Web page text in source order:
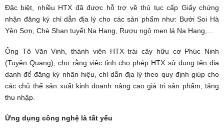
Đặc biệt, nhiều HTX đã được hỗ trợ về thủ tục cấp Giấy chứng
nhận đăng ký chỉ dẫn địa lý cho các sản phẩm như: Bưởi Soi Hà
Yên Sơn, Chè Shan tuyết Na Hang, Rượu ngô men lá Na Hang,...
Ông Tô Văn Vinh, thành viên HTX trái cây hữu cơ Phúc Ninh
(Tuyên Quang), cho rằng việc tỉnh cho phép HTX sử dụng tên địa
danh để đăng ký nhãn hiệu, chỉ dẫn địa lý theo quy định giúp cho
các chủ thể sản xuất kinh doanh nâng cao giá trị sản phẩm, tăng
thu nhập.
Ứng dụng công nghệ là tất yếu